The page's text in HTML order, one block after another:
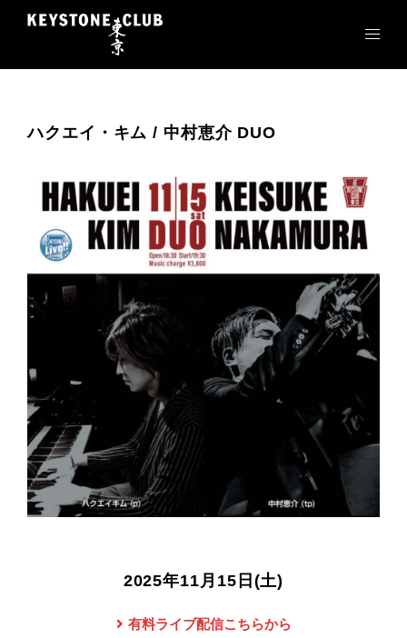
ン
ハクエイ・キム / 中村恵介 DUO
2025年11月15日(土)
有料ライブ配信こちらから